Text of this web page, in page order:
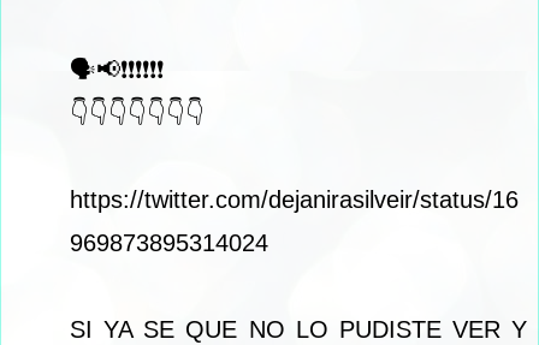
🗣📢❗❗❗❗❗❗
👇👇👇👇👇👇👇
https://twitter.com/dejanirasilveir/status/16
969873895314024
SI YA SE QUE NO LO PUDISTE VER Y